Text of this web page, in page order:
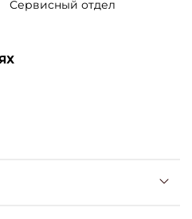
Сервисный отдел